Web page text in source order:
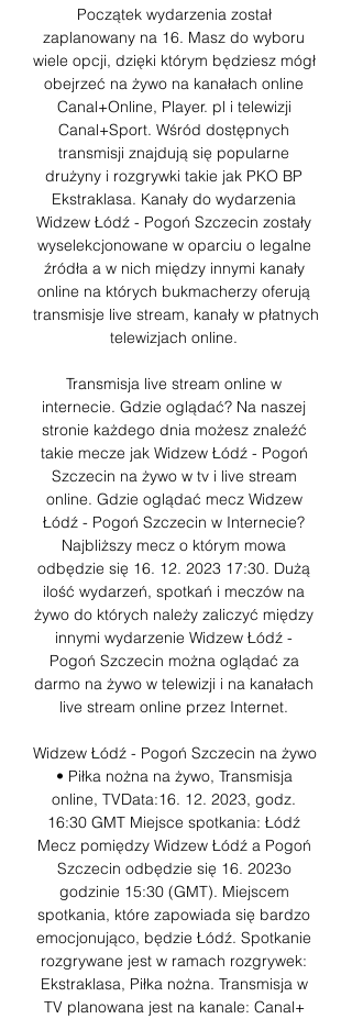
Początek wydarzenia został
zaplanowany na 16. Masz do wyboru
wiele opcji, dzięki którym będziesz mógł
obejrzeć na żywo na kanałach online
Canal+Online, Player. pl i telewizji
Canal+Sport. Wśród dostępnych
transmisji znajdują się popularne
drużyny i rozgrywki takie jak PKO BP
Ekstraklasa. Kanały do wydarzenia
Widzew Łódź - Pogoń Szczecin zostały
wyselekcjonowane w oparciu o legalne
źródła a w nich między innymi kanały
online na których bukmacherzy oferują
transmisje live stream, kanały w płatnych
telewizjach online.
Transmisja live stream online w
internecie. Gdzie oglądać? Na naszej
stronie każdego dnia możesz znaleźć
takie mecze jak Widzew Łódź - Pogoń
Szczecin na żywo w tv i live stream
online. Gdzie oglądać mecz Widzew
Łódź - Pogoń Szczecin w Internecie?
Najbliższy mecz o którym mowa
odbędzie się 16. 12. 2023 17:30. Dużą
ilość wydarzeń, spotkań i meczów na
żywo do których należy zaliczyć między
innymi wydarzenie Widzew Łódź -
Pogoń Szczecin można oglądać za
darmo na żywo w telewizji i na kanałach
live stream online przez Internet.
Widzew Łódź - Pogoń Szczecin na żywo
• Piłka nożna na żywo, Transmisja
online, TVData:16. 12. 2023, godz.
16:30 GMT Miejsce spotkania: Łódź
Mecz pomiędzy Widzew Łódź a Pogoń
Szczecin odbędzie się 16. 2023o
godzinie 15:30 (GMT). Miejscem
spotkania, które zapowiada się bardzo
emocjonująco, będzie Łódź. Spotkanie
rozgrywane jest w ramach rozgrywek:
Ekstraklasa, Piłka nożna. Transmisja w
TV planowana jest na kanale: Canal+